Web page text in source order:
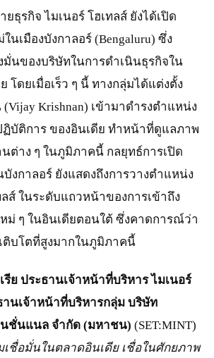
ยธุรกิจ ไมเนอร์ โฮเทลส์ ยังได้เปิด
นเมืองบังกาลอร์ (Bengaluru) ซึ่ง
มั่นของบริษัทในการดำเนินธุรกิจใน
โดยเมื่อเร็ว ๆ นี้ ทางกลุ่มได้แต่งตั้ง
Krishnan) เข้ามาดำรงตำแหน่ง
ฏิบัติการ ของอินเดีย ทำหน้าที่ดูแลภาพ
ต่าง ๆ ในภูมิภาคนี้ กลยุทธ์การเปิด
งกาลอร์ ยังแสดงถึงการวางตำแหน่ง
ลส์ ในระดับแถวหน้าของการเข้าถึง
ม่ ๆ ในอินเดียตอนใต้ ซึ่งคาดการณ์ว่า
ติบโตที่สูงมากในภูมิภาคนี้
รีย ประธานเจ้าหน้าที่บริหาร ไมเนอร์
านเจ้าหน้าที่บริหารกลุ่ม บริษัท
นชั่นแนล จำกัด (มหาชน) (SET:MINT)
เชื่อมั่นในตลาดอินเดีย เชื่อในศักยภาพ